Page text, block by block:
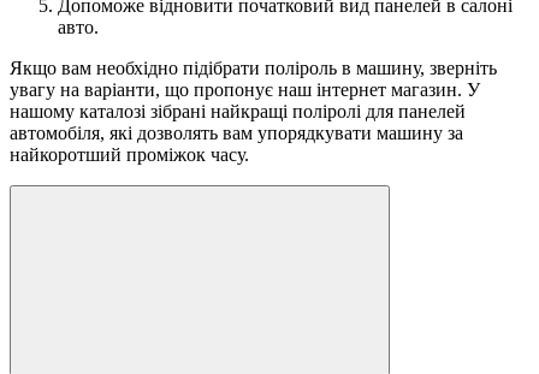
Допоможе відновити початковий вид панелей в салоні
авто.
Якщо вам необхідно підібрати поліроль в машину, зверніть
увагу на варіанти, що пропонує наш інтернет магазин. У
нашому каталозі зібрані найкращі поліролі для панелей
автомобіля, які дозволять вам упорядкувати машину за
найкоротший проміжок часу.